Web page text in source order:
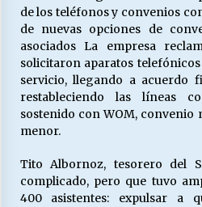
de los teléfonos y convenios
de nuevas opciones de
asociados La empresa
solicitaron aparatos
servicio, llegando a acuerdo
restableciendo las líneas
sostenido con WOM, convenio
menor.
Tito Albornoz, tesorero del
complicado, pero que tuvo
400 asistentes: expulsar a